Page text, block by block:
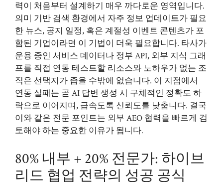
력이 처음부터 설계하기 매우 까다로운 영역입니다.
의미 기반 검색 환경에서 자주 정보 업데이트가 필요
한 뉴스, 공지 일정, 혹은 계절성 이벤트 콘텐츠가 포
함된 기업이라면 이 기법이 더욱 필요합니다. 타사가
운용 중인 서비스 데이터나 정부 API, 외부 지식 그래
프를 직접 연동 테스트할 리소스와 노하우가 없는 조
직은 선택지가 좁을 수밖에 없습니다. 이 지점에서
연동 실패는 곧 AI 답변 생성 시 구체적인 정확도 하
락으로 이어지며, 급속도록 신뢰도를 낮춥니다. 결국
이와 같은 전문 포인트는 외부 AEO 협력을 빠르게 검
토해야 하는 중요한 이유가 됩니다.
80% 내부 + 20% 전문가: 하이브
리드 협업 전략의 성공 공식